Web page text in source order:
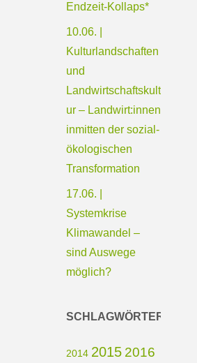
Endzeit-Kollaps*
10.06. |
Kulturlandschaften
und
Landwirtschaftskult
ur – Landwirt:innen
inmitten der sozial-
ökologischen
Transformation
17.06. |
Systemkrise
Klimawandel –
sind Auswege
möglich?
SCHLAGWÖRTER
2014 2015 2016